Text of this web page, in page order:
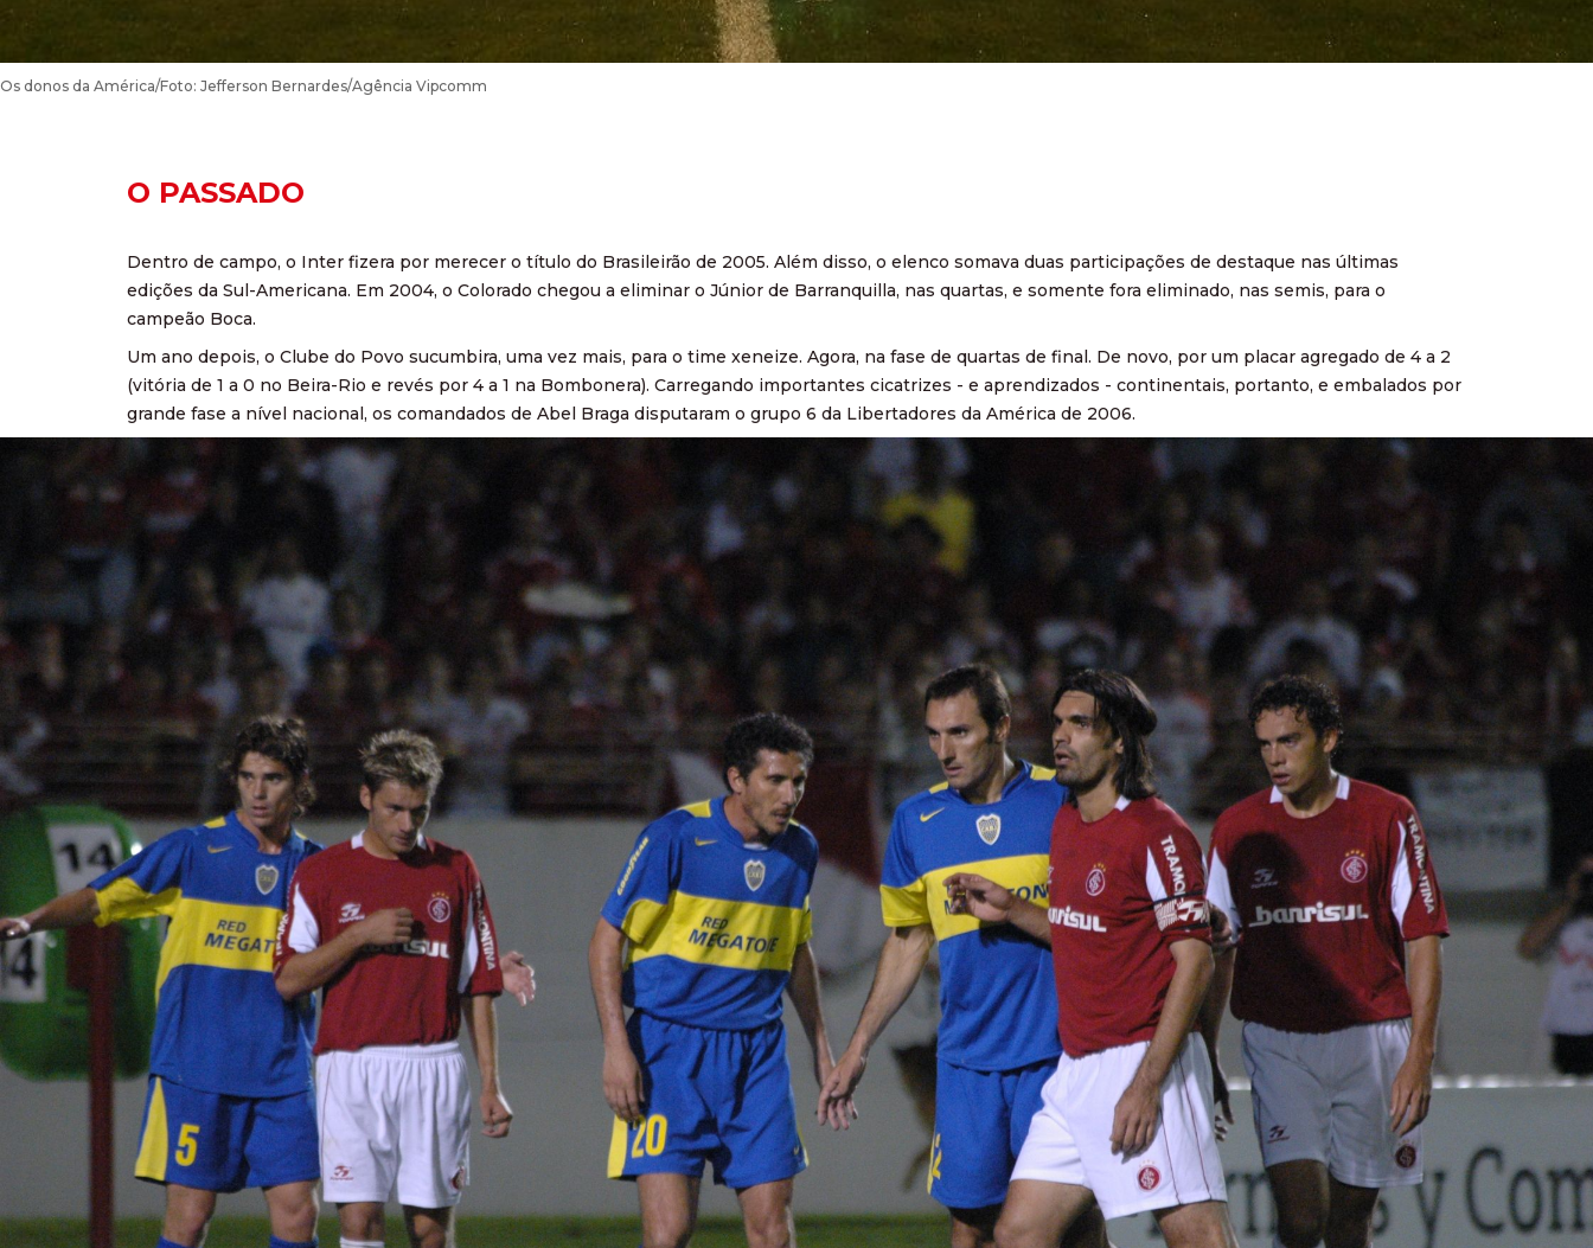
Os donos da América/Foto: Jefferson Bernardes/Agência Vipcomm
O PASSADO
Dentro de campo, o Inter fizera por merecer o título do Brasileirão de 2005. Além disso, o elenco somava duas participações de destaque nas últimas
edições da Sul-Americana. Em 2004, o Colorado chegou a eliminar o Júnior de Barranquilla, nas quartas, e somente fora eliminado, nas semis, para o
campeão Boca.
Um ano depois, o Clube do Povo sucumbira, uma vez mais, para o time xeneize. Agora, na fase de quartas de final. De novo, por um placar agregado de 4 a 2
(vitória de 1 a 0 no Beira-Rio e revés por 4 a 1 na Bombonera). Carregando importantes cicatrizes - e aprendizados - continentais, portanto, e embalados por
grande fase a nível nacional, os comandados de Abel Braga disputaram o grupo 6 da Libertadores da América de 2006.